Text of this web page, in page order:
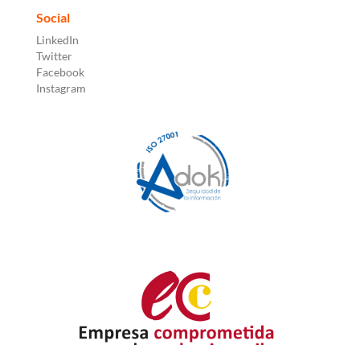
Social
LinkedIn
Twitter
Facebook
Instagram